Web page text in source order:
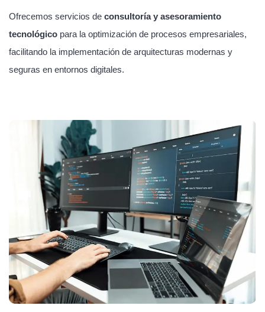
Ofrecemos servicios de consultoría y asesoramiento
tecnológico para la optimización de procesos empresariales,
facilitando la implementación de arquitecturas modernas y
seguras en entornos digitales.